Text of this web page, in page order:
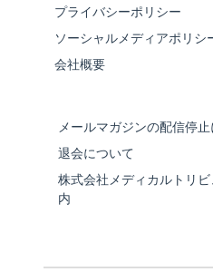
プライバシーポリシー
ソーシャルメディアポリシ
会社概要
メールマガジンの配信停
退会について
株式会社メディカルトリ
内